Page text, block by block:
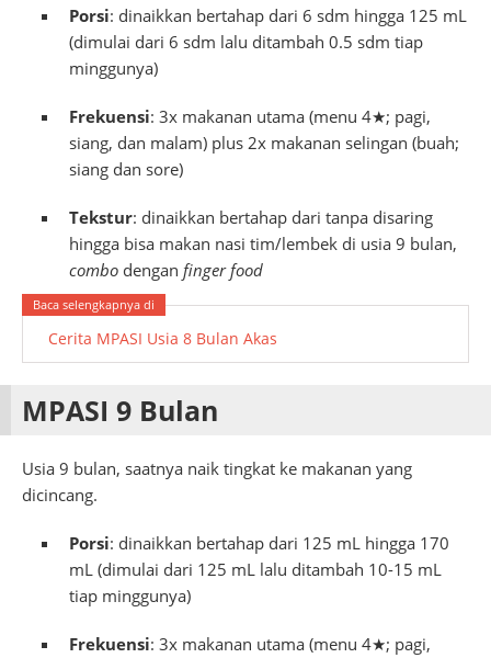
Porsi: dinaikkan bertahap dari 6 sdm hingga 125 mL
(dimulai dari 6 sdm lalu ditambah 0.5 sdm tiap
minggunya)
Frekuensi: 3x makanan utama (menu 4★; pagi,
siang, dan malam) plus 2x makanan selingan (buah;
siang dan sore)
Tekstur: dinaikkan bertahap dari tanpa disaring
hingga bisa makan nasi tim/lembek di usia 9 bulan,
combo dengan finger food
Cerita MPASI Usia 8 Bulan Akas
MPASI 9 Bulan
Usia 9 bulan, saatnya naik tingkat ke makanan yang
dicincang.
Porsi: dinaikkan bertahap dari 125 mL hingga 170
mL (dimulai dari 125 mL lalu ditambah 10-15 mL
tiap minggunya)
Frekuensi: 3x makanan utama (menu 4★; pagi,